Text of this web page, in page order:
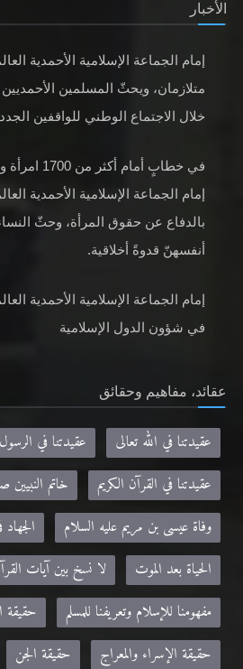
الأخبار
إمام الجماعة الإسلامية الأحمدية
متلازمان، ويحثّ المسلمين
خلال الاجتماع الوطني للواقفين الجدد
في خطابٍ
إمام الجماعة الإسلامية الأحمدية
بالدفاع عن حقوق المرأة، وحثّ
أنفسهنّ قدوةً أخلاقية.
إمام الجماعة الإسلامية الأحمدية
في شؤون الدول الإسلامية
عقائد، مفاهيم وحقائق
عقيدتنا في الله تعالى
عقيدتنا في
عقيدتنا في القرآن الكريم
خاتم النبيين
وفاة عيسى بن مريم عليه السلام
الحياة بعد الموت
لا نسخ بين آيات
مفهومنا للإسلام وتعريفنا للمسلم
حقيقة
حقيقة الإسراء والمعراج
حقيقة الجن